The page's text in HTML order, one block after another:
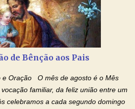
- te proteger com Seu divino manto.
todas suas feridas, Creia! Adriana-
Libertação das Drogas (São Miguel
em Nome de Teu Filho Jesus,
em um vício, escravos de alguma
e cheio de Misericórdia, na
libertai da escravidão do vício das
de Bênção aos Pais
e Oração O mês de agosto é o Mês
familiar, da feliz união entre um
celebramos a cada segundo domingo